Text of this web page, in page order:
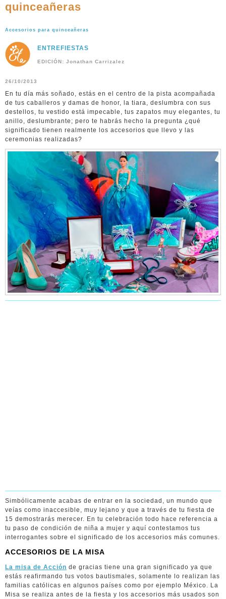
quinceañeras
Accesorios para quinceañeras
ENTREFIESTAS
EDICIÓN: Jonathan Carrizalez
26/10/2013
En tu día más soñado, estás en el centro de la pista acompañada
de tus caballeros y damas de honor, la tiara, deslumbra con sus
destellos, tu vestido está impecable, tus zapatos muy elegantes, tu
anillo, deslumbrante; pero te habrás hecho la pregunta ¿qué
significado tienen realmente los accesorios que llevo y las
ceremonias realizadas?
Simbólicamente acabas de entrar en la sociedad, un mundo que
veías como inaccesible, muy lejano y que a través de tu fiesta de
15 demostrarás merecer. En tu celebración todo hace referencia a
tu paso de condición de niña a mujer y aquí contestamos tus
interrogantes sobre el significado de los accesorios más comunes.
ACCESORIOS DE LA MISA
La misa de Acción de gracias tiene una gran significado ya que
estás reafirmando tus votos bautismales, solamente lo realizan las
familias católicas en algunos países como por ejemplo México. La
Misa se realiza antes de la fiesta y los accesorios más usados son